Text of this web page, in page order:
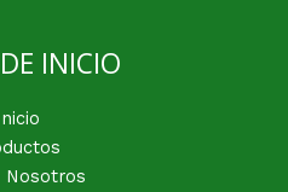
INICIO
Nosotros